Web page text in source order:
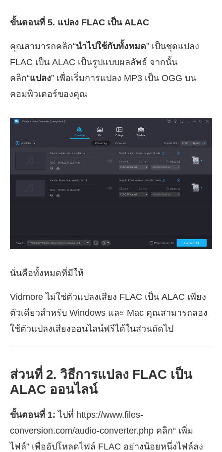
ขั้นตอนที่ 5. แปลง FLAC เป็น ALAC
คุณสามารถคลิก“นำไปใช้กับทั้งหมด” เป็นชุดแปลง
FLAC เป็น ALAC เป็นรูปแบบผลลัพธ์ จากนั้น
คลิก“แปลง” เพื่อเริ่มการแปลง MP3 เป็น OGG บน
คอมพิวเตอร์ของคุณ
นั่นคือทั้งหมดที่มีให้
Vidmore ไม่ใช่ตัวแปลงเสียง FLAC เป็น ALAC เพียง
ตัวเดียวสำหรับ Windows และ Mac คุณสามารถลอง
ใช้ตัวแปลงเสียงออนไลน์ฟรีได้ในส่วนถัดไป
ส่วนที่ 2. วิธีการแปลง FLAC เป็น
ALAC ออนไลน์
ขั้นตอนที่ 1: ไปที่ https://www.files-
conversion.com/audio-converter.php คลิก“ เพิ่ม
ไฟล์” เพื่ออัปโหลดไฟล์ FLAC อย่างน้อยหนึ่งไฟล์ลง